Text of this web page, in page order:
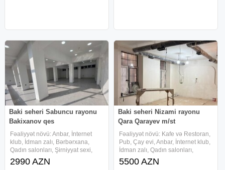
Baki seheri Sabuncu rayonu
Bakixanov qes
Fəaliyyət növü: Anbar, İnternet
klub, İdman zalı, Bərbərxana,
Qadın salonları, Şirniyyat sexi,
Salonlar, Sexler, Ticarət
obyektləri, Dükan, Fast Food,
2990 AZN
Baki seheri Nizami rayonu
Qara Qarayev m/st
Fəaliyyət növü: Kafe və Restoran,
Pub, Çay evi, Anbar, İnternet klub,
İdman zalı, Qadın salonları,
Şirniyyat sexi, Salonlar, Sexler,
Fast Food, Fabrik, Biznes Mərkəzi,
5500 AZN